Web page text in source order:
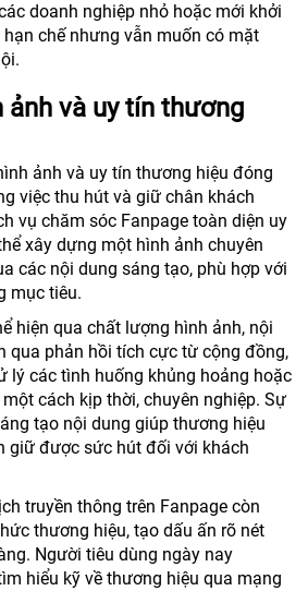
doanh nghiệp nhỏ hoặc mới khởi
chế nhưng vẫn muốn có mặt
ảnh và uy tín thương
ảnh và uy tín thương hiệu đóng
việc thu hút và giữ chân khách
vụ chăm sóc Fanpage toàn diện uy
xây dựng một hình ảnh chuyên
các nội dung sáng tạo, phù hợp với
mục tiêu.
hiện qua chất lượng hình ảnh, nội
qua phản hồi tích cực từ cộng đồng,
lý các tình huống khủng hoảng hoặc
cách kịp thời, chuyên nghiệp. Sự
tạo nội dung giúp thương hiệu
giữ được sức hút đối với khách
truyền thông trên Fanpage còn
thương hiệu, tạo dấu ấn rõ nét
Người tiêu dùng ngày nay
hiểu kỹ về thương hiệu qua mạng